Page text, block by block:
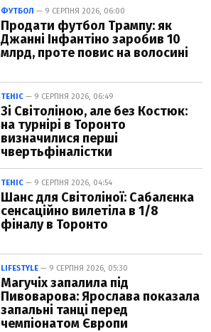
ФУТБОЛ — 9 СЕРПНЯ 2026, 06:00
Продати футбол Трампу: як
Джанні Інфантіно заробив 10
млрд, проте повис на волосині
ТЕНІС — 9 СЕРПНЯ 2026, 06:49
Зі Світоліною, але без Костюк:
на турнірі в Торонто
визначилися перші
чвертьфіналістки
ТЕНІС — 9 СЕРПНЯ 2026, 04:54
Шанс для Світоліної: Сабалєнка
сенсаційно вилетіла в 1/8
фіналу в Торонто
LIFESTYLE — 9 СЕРПНЯ 2026, 05:30
Магучіх запалила під
Пивоварова: Ярослава показала
запальні танці перед
чемпіонатом Європи